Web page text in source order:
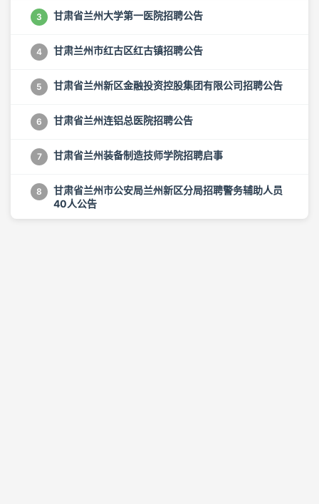
3 甘肃省兰州大学第一医院招聘公告
4 甘肃兰州市红古区红古镇招聘公告
5 甘肃省兰州新区金融投资控股集团有限公司招聘公告
6 甘肃省兰州连铝总医院招聘公告
7 甘肃省兰州装备制造技师学院招聘启事
8
甘肃省兰州市公安局兰州新区分局招聘警务辅助人员
40人公告